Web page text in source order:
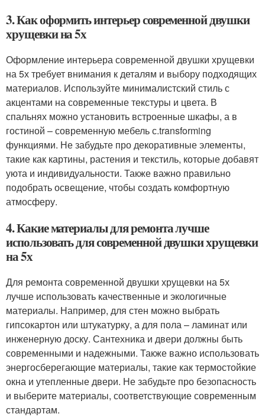
3. Как оформить интерьер современной двушки
хрущевки на 5х
Оформление интерьера современной двушки хрущевки
на 5х требует внимания к деталям и выбору подходящих
материалов. Используйте минималистский стиль с
акцентами на современные текстуры и цвета. В
спальнях можно установить встроенные шкафы, а в
гостиной – современную мебель с.transforming
функциями. Не забудьте про декоративные элементы,
такие как картины, растения и текстиль, которые добавят
уюта и индивидуальности. Также важно правильно
подобрать освещение, чтобы создать комфортную
атмосферу.
4. Какие материалы для ремонта лучше
использовать для современной двушки хрущевки
на 5х
Для ремонта современной двушки хрущевки на 5х
лучше использовать качественные и экологичные
материалы. Например, для стен можно выбрать
гипсокартон или штукатурку, а для пола – ламинат или
инженерную доску. Сантехника и двери должны быть
современными и надежными. Также важно использовать
энергосберегающие материалы, такие как термостойкие
окна и утепленные двери. Не забудьте про безопасность
и выберите материалы, соответствующие современным
стандартам.